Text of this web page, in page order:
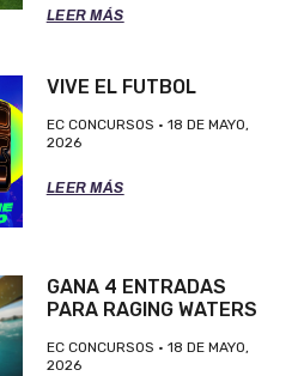
LEER MÁS
VIVE EL FUTBOL
EC CONCURSOS
18 DE MAYO,
2026
LEER MÁS
GANA 4 ENTRADAS
PARA RAGING WATERS
EC CONCURSOS
18 DE MAYO,
2026